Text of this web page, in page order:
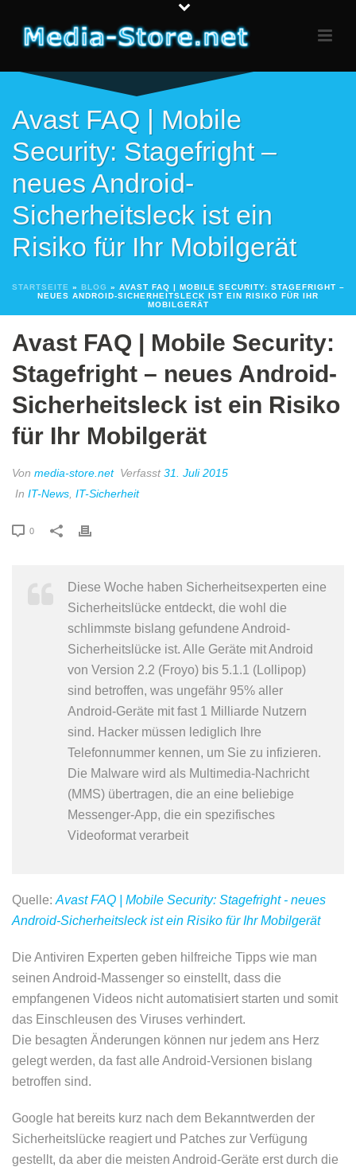
Avast FAQ | Mobile
Security: Stagefright –
neues Android-
Sicherheitsleck ist ein
Risiko für Ihr Mobilgerät
STARTSEITE » BLOG » AVAST FAQ | MOBILE SECURITY: STAGEFRIGHT –
NEUES ANDROID-SICHERHEITSLECK IST EIN RISIKO FÜR IHR
MOBILGERÄT
Avast FAQ | Mobile Security:
Stagefright – neues Android-
Sicherheitsleck ist ein Risiko
für Ihr Mobilgerät
Von media-store.net Verfasst31. Juli 2015
In IT-News IT-Sicherheit
0
Diese Woche haben Sicherheitsexperten eine
Sicherheitslücke entdeckt, die wohl die
schlimmste bislang gefundene Android-
Sicherheitslücke ist. Alle Geräte mit Android
von Version 2.2 (Froyo) bis 5.1.1 (Lollipop)
sind betroffen, was ungefähr 95% aller
Android-Geräte mit fast 1 Milliarde Nutzern
sind. Hacker müssen lediglich Ihre
Telefonnummer kennen, um Sie zu infizieren.
Die Malware wird als Multimedia-Nachricht
(MMS) übertragen, die an eine beliebige
Messenger-App, die ein spezifisches
Videoformat verarbeit
Quelle: Avast FAQ | Mobile Security: Stagefright - neues
Android-Sicherheitsleck ist ein Risiko für Ihr Mobilgerät
Die Antiviren Experten geben hilfreiche Tipps wie man
seinen Android-Massenger so einstellt, dass die
empfangenen Videos nicht automatisiert starten und somit
das Einschleusen des Viruses verhindert.
Die besagten Änderungen können nur jedem ans Herz
gelegt werden, da fast alle Android-Versionen bislang
betroffen sind.
Google hat bereits kurz nach dem Bekanntwerden der
Sicherheitslücke reagiert und Patches zur Verfügung
gestellt, da aber die meisten Android-Geräte erst durch die